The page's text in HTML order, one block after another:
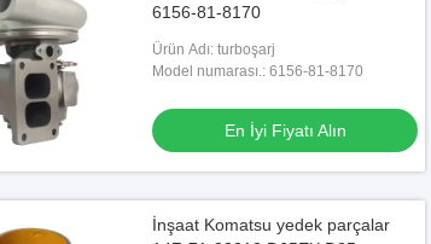
6156-81-8170
Ürün Adı: turboşarj
Model numarası.: 6156-81-8170
En İyi Fiyatı Alın
İnşaat Komatsu yedek parçalar